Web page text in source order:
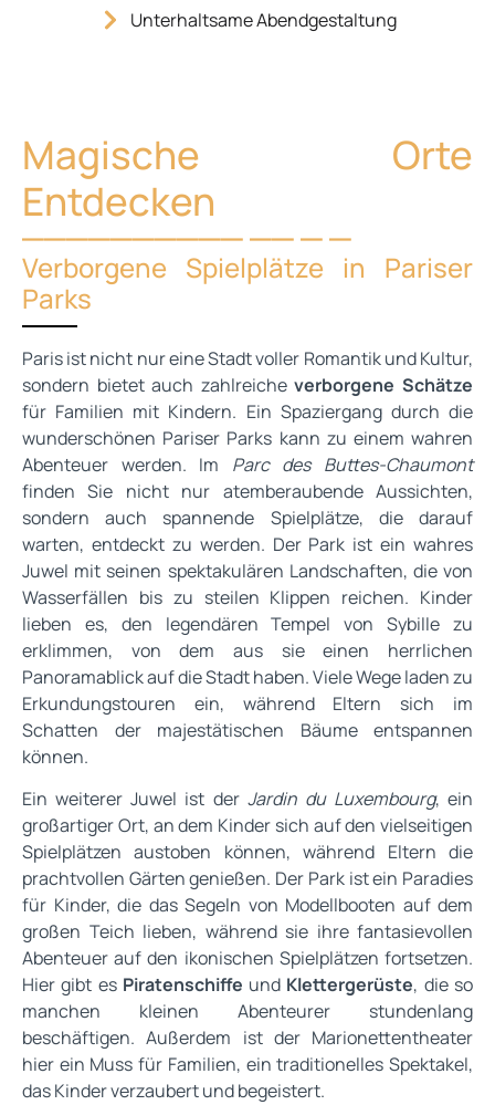
Unterhaltsame Abendgestaltung
Magische Orte
Entdecken
Verborgene Spielplätze in Pariser
Parks
Paris ist nicht nur eine Stadt voller Romantik und Kultur,
sondern bietet auch zahlreicheverborgene Schätze
für Familien mit Kindern. Ein Spaziergang durch die
wunderschönen Pariser Parks kann zu einem wahren
Abenteuer werden. Im Parc des Buttes-Chaumont
finden Sie nicht nur atemberaubende Aussichten,
sondern auch spannende Spielplätze, die darauf
warten, entdeckt zu werden. Der Park ist ein wahres
Juwel mit seinen spektakulären Landschaften, die von
Wasserfällen bis zu steilen Klippen reichen. Kinder
lieben es, den legendären Tempel von Sybille zu
erklimmen, von dem aus sie einen herrlichen
Panoramablick auf die Stadt haben. Viele Wege laden zu
Erkundungstouren ein, während Eltern sich im
Schatten der majestätischen Bäume entspannen
können.
Ein weiterer Juwel ist der Jardin du Luxembourg, ein
großartiger Ort, an dem Kinder sich auf den vielseitigen
Spielplätzen austoben können, während Eltern die
prachtvollen Gärten genießen. Der Park ist ein Paradies
für Kinder, die das Segeln von Modellbooten auf dem
großen Teich lieben, während sie ihre fantasievollen
Abenteuer auf den ikonischen Spielplätzen fortsetzen.
Hier gibt es Piratenschiffe und Klettergerüste, die so
manchen kleinen Abenteurer stundenlang
beschäftigen. Außerdem ist der Marionettentheater
hier ein Muss für Familien, ein traditionelles Spektakel,
das Kinder verzaubert und begeistert.